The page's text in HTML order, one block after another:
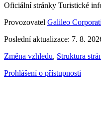
Oficiální stránky Turistické
Provozovatel Galileo
Poslední aktualizace: 7. 8.
Změna vzhledu, Struktura
Prohlášení o přístupnosti